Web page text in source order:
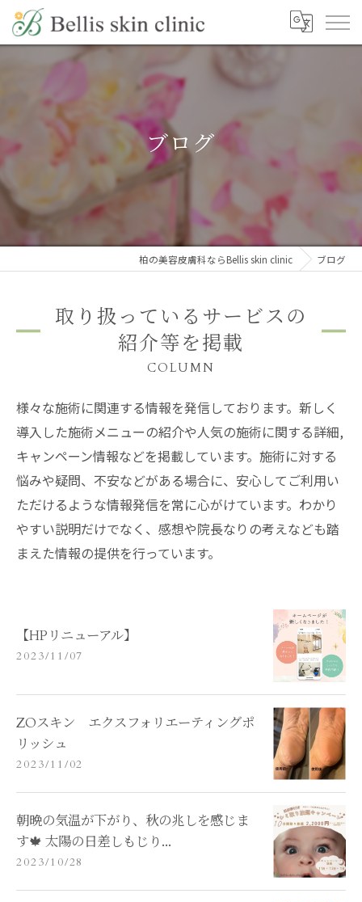
ブログ
柏の美容皮膚科ならBellis skin clinic ブログ
取り扱っているサービスの
紹介等を掲載
COLUMN
様々な施術に関連する情報を発信しております。新しく
導入した施術メニューの紹介や人気の施術に関する詳細,
キャンペーン情報などを掲載しています。施術に対する
悩みや疑問、不安などがある場合に、安心してご利用い
ただけるような情報発信を常に心がけています。わかり
やすい説明だけでなく、感想や院長なりの考えなども踏
まえた情報の提供を行っています。
【HPリニューアル】
2023/11/07
ZOスキン エクスフォリエーティングポ
リッシュ
2023/11/02
朝晩の気温が下がり、秋の兆しを感じま
す🍁 太陽の日差しもじり...
2023/10/28